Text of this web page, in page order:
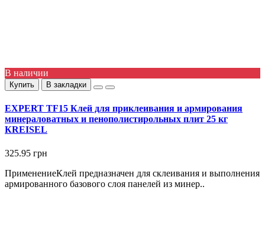
В наличии
Купить В закладки
EXPERT TF15 Клей для приклеивания и армирования
минераловатных и пенополистирольных плит 25 кг
КREISEL
325.95 грн
ПрименениеКлей предназначен для склеивания и выполнения
армированного базового слоя панелей из минер..